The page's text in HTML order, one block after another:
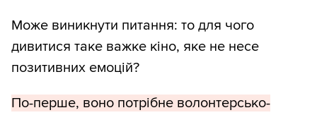
Може виникнути питання: то для чого
дивитися таке важке кіно, яке не несе
позитивних емоцій?
По-перше, воно потрібне волонтерсько-